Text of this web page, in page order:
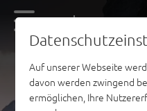
DE EN
Auf unserer Webseite
davon werden zwingend
ermöglichen, Ihre